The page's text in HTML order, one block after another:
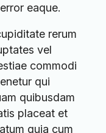
eaque.
rerum
vel
commodi
qui
quibusdam
placeat et
quia cum